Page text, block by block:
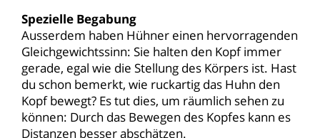
Spezielle Begabung
Ausserdem haben Hühner einen hervorragenden
Gleichgewichtssinn: Sie halten den Kopf immer
gerade, egal wie die Stellung des Körpers ist. Hast
du schon bemerkt, wie ruckartig das Huhn den
Kopf bewegt? Es tut dies, um räumlich sehen zu
können: Durch das Bewegen des Kopfes kann es
Distanzen besser abschätzen.